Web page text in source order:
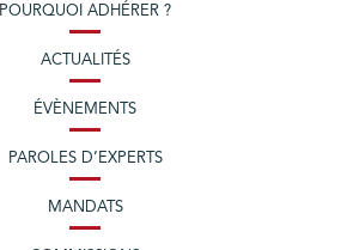
POURQUOI ADHÉRER ?
ACTUALITÉS
ÉVÈNEMENTS
PAROLES D’EXPERTS
MANDATS